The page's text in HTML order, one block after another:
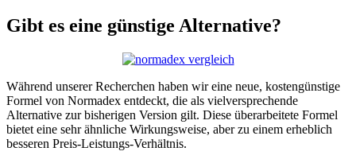
Gibt es eine günstige Alternative?
Während unserer Recherchen haben wir eine neue, kostengünstige
Formel von Normadex entdeckt, die als vielversprechende
Alternative zur bisherigen Version gilt. Diese überarbeitete Formel
bietet eine sehr ähnliche Wirkungsweise, aber zu einem erheblich
besseren Preis-Leistungs-Verhältnis.